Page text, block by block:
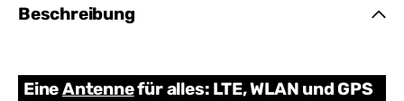
Beschreibung
EineAntennefür alles: LTE, WLAN und GPS